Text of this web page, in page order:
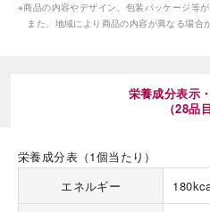
※商品の内容やデザイン、包装パッケージ等
また、地域により商品の内容が異なる場合
栄養成分表示
（28品
栄養成分表（1個当たり）
エネルギー
岳や末広がりを意味す
つ時」という意味を込
海